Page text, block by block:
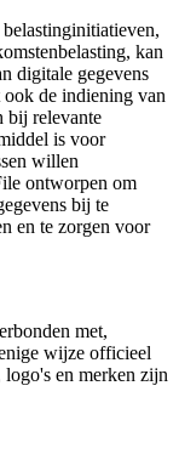
kan
digitale gegevens
de indiening van
bij relevante
is voor
willen
ontworpen om
bij te
en te zorgen voor
met,
wijze officieel
en merken zijn